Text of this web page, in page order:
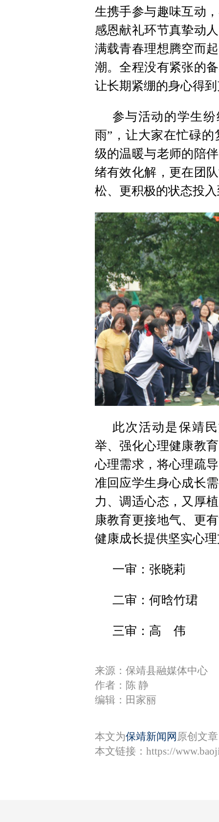
生携手参与趣味互动
感恩献礼环节真挚动
满载青春理想腾空而
潮。全程没有紧张的
让长期紧绷的身心得
参与活动的学生
雨”，让大家在忙碌
级的温暖与老师的陪
绪有效化解，更在团
松、更积极的状态投
此次活动是保靖
举、强化心理健康教
心理需求，将心理疏
准回应学生身心成长
力、调适心态，又厚
康教育更接地气、更
健康成长提供坚实心
一审：张晓莉
二审：何晗竹珺
三审：高 伟
来源：保靖县融媒体中心
作者：陈 静
编辑：田家丽
本文为保靖新闻网 原创文
本文链接： https://